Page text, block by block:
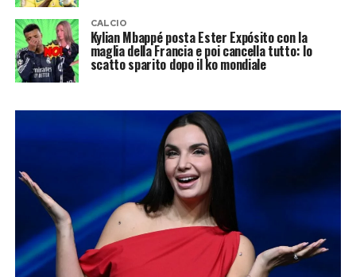
CALCIO
Kylian Mbappé posta Ester Expósito con la
maglia della Francia e poi cancella tutto: lo
scatto sparito dopo il ko mondiale